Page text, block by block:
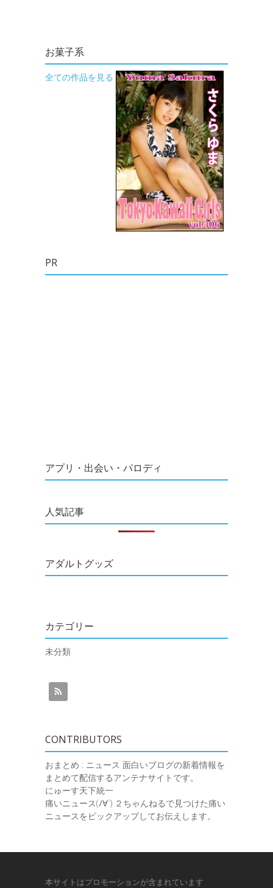
お菓子系
全ての作品を見る
PR
アプリ・出会い・パロディ
人気記事
アダルトグッズ
カテゴリー
未分類
CONTRIBUTORS
おまとめ : ニュース 面白いブログの新着情報を
まとめて配信するアンテナサイトです。
にゅーす天下統一
痛いニュース(ﾉ∀`) ２ちゃんねるで見つけた痛い
ニュースをピックアップしてお伝えします。
本サイトはプロモーションが含まれています